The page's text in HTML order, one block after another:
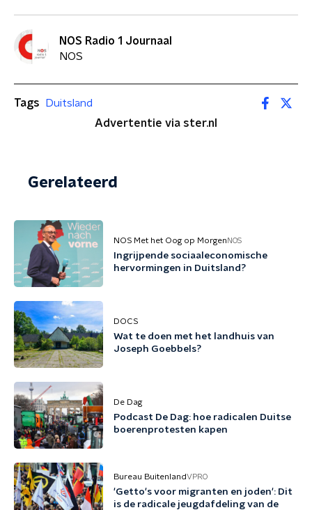
NOS Radio 1 Journaal
NOS
Tags
Duitsland
Advertentie via ster.nl
Gerelateerd
NOS Met het Oog op Morgen NOS
Ingrijpende sociaaleconomische
hervormingen in Duitsland?
DOCS
Wat te doen met het landhuis van
Joseph Goebbels?
De Dag
Podcast De Dag: hoe radicalen Duitse
boerenprotesten kapen
Bureau BuitenlandVPRO
'Getto's voor migranten en joden': Dit
is de radicale jeugdafdeling van de